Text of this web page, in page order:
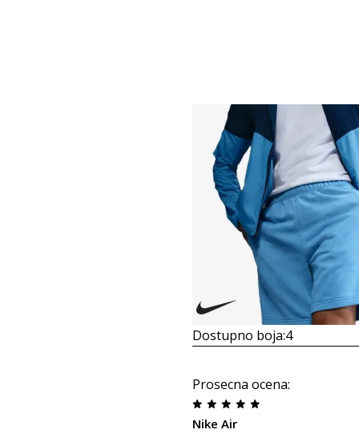
Dostupno boja:4
Prosecna ocena:
Nike Air